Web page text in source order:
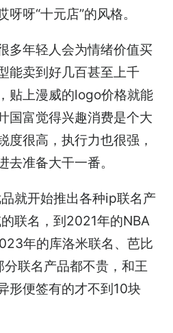
呀“十元店”的风格。
多年轻人会为情绪价值买
能卖到好几百甚至上千
贴上漫威的logo价格就能
国富觉得兴趣消费是个大
度很高，执行力也很强，
准备大干一番。
就开始推出各种ip联名产
联名，到2021年的NBA
年的库洛米联名、芭比
联名产品都不贵，和王
形便签有的才不到10块